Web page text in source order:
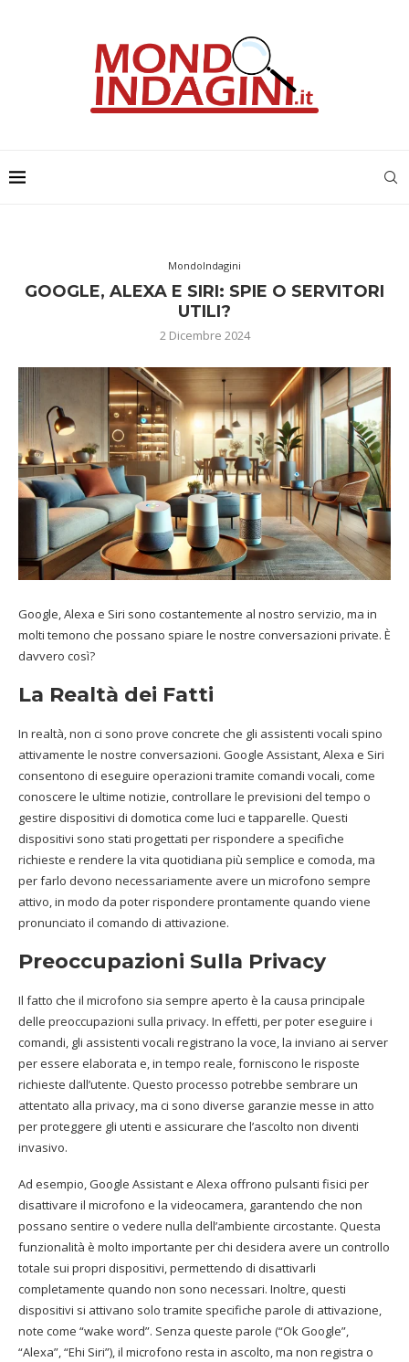
MondoIndagini
GOOGLE, ALEXA E SIRI: SPIE O SERVITORI
UTILI?
2 Dicembre 2024
Google, Alexa e Siri sono costantemente al nostro servizio, ma in
molti temono che possano spiare le nostre conversazioni private. È
davvero così?
La Realtà dei Fatti
In realtà, non ci sono prove concrete che gli assistenti vocali spino
attivamente le nostre conversazioni. Google Assistant, Alexa e Siri
consentono di eseguire operazioni tramite comandi vocali, come
conoscere le ultime notizie, controllare le previsioni del tempo o
gestire dispositivi di domotica come luci e tapparelle. Questi
dispositivi sono stati progettati per rispondere a specifiche
richieste e rendere la vita quotidiana più semplice e comoda, ma
per farlo devono necessariamente avere un microfono sempre
attivo, in modo da poter rispondere prontamente quando viene
pronunciato il comando di attivazione.
Preoccupazioni Sulla Privacy
Il fatto che il microfono sia sempre aperto è la causa principale
delle preoccupazioni sulla privacy. In effetti, per poter eseguire i
comandi, gli assistenti vocali registrano la voce, la inviano ai server
per essere elaborata e, in tempo reale, forniscono le risposte
richieste dall’utente. Questo processo potrebbe sembrare un
attentato alla privacy, ma ci sono diverse garanzie messe in atto
per proteggere gli utenti e assicurare che l’ascolto non diventi
invasivo.
Ad esempio, Google Assistant e Alexa offrono pulsanti fisici per
disattivare il microfono e la videocamera, garantendo che non
possano sentire o vedere nulla dell’ambiente circostante. Questa
funzionalità è molto importante per chi desidera avere un controllo
totale sui propri dispositivi, permettendo di disattivarli
completamente quando non sono necessari. Inoltre, questi
dispositivi si attivano solo tramite specifiche parole di attivazione,
note come “wake word”. Senza queste parole (“Ok Google”,
“Alexa”, “Ehi Siri”), il microfono resta in ascolto, ma non registra o